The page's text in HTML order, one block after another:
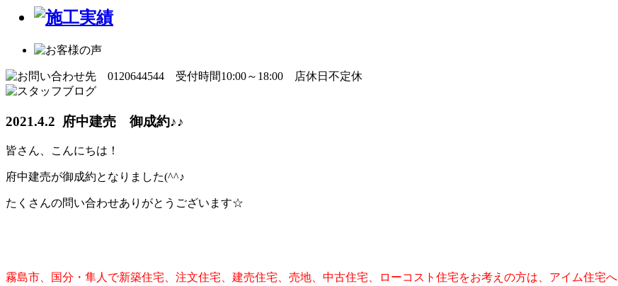
2021.4.2 府中建売 御成約♪♪
皆さん、こんにちは！
府中建売が御成約となりました(^^♪
たくさんの問い合わせありがとうございます☆
霧島市、国分・隼人で新築住宅、注文住宅、建売住宅、売地、中古住宅、ローコスト住宅をお考えの方は、アイム住宅へ